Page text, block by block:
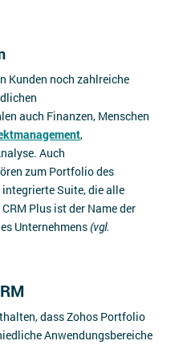
Kunden noch zahlreiche
auch Finanzen, Menschen
,
Auch
zum Portfolio des
integrierte Suite, die alle
Plus ist der Name der
Unternehmens(vgl.
dass Zohos Portfolio
Anwendungsbereiche